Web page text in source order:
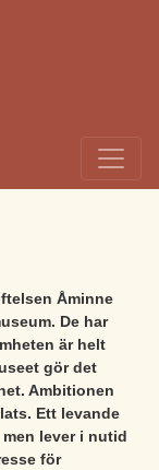
Åminne
De har
är helt
gör det
Ambitionen
Ett levande
lever i nutid
för